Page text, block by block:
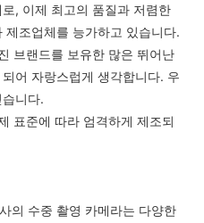
, 이제 최고의 품질과 저렴한
조업체를 능가하고 있습니다.
브랜드를 보유한 많은 뛰어난
어 자랑스럽게 생각합니다. 우
니다.
표준에 따라 엄격하게 제조되
의 수중 촬영 카메라는 다양한